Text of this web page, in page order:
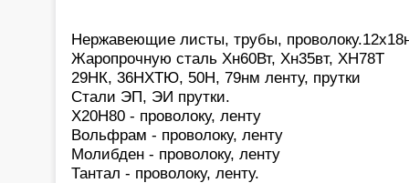
Нержавеющие листы, трубы,
Жаропрочную сталь Хн60Вт, Хн35вт, ХН78Т
29НК, 36НХТЮ, 50Н, 79нм ленту, прутки
Стали ЭП, ЭИ прутки.
Х20Н80 - проволоку, ленту
Вольфрам - проволоку, ленту
Молибден - проволоку, ленту
Тантал - проволоку, ленту.